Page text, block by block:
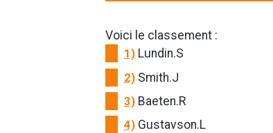
Voici le classement :
1)Lundin.S
2)Smith.J
3)Baeten.R
4)Gustavson.L